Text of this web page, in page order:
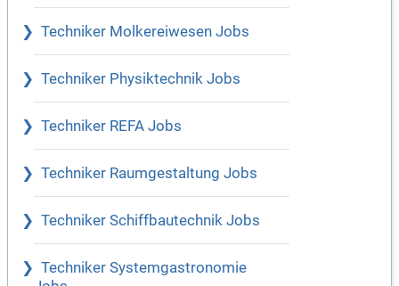
Techniker Molkereiwesen Jobs
Techniker Physiktechnik Jobs
Techniker REFA Jobs
Techniker Raumgestaltung Jobs
Techniker Schiffbautechnik Jobs
Techniker Systemgastronomie